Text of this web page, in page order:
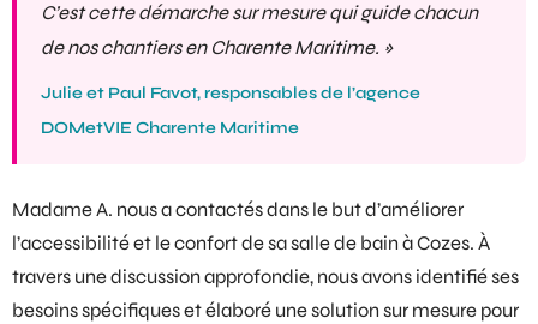
C’est cette démarche sur mesure qui guide chacun
de nos chantiers en Charente Maritime. »
Julie et Paul Favot, responsables de l’agence
DOMetVIE Charente Maritime
Madame A. nous a contactés dans le but d’améliorer
l’accessibilité et le confort de sa salle de bain à Cozes. À
travers une discussion approfondie, nous avons identifié ses
besoins spécifiques et élaboré une solution sur mesure pour